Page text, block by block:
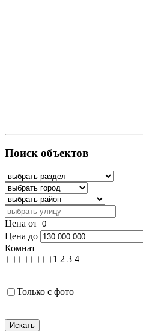
Поиск объектов
Цена от
Цена до
Комнат
1 2 3 4+
Только с фото
Искать